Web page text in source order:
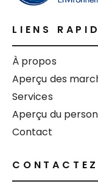
LIENS
À propos
Aperçu des
Services
Aperçu du
Contact